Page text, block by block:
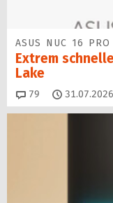
ASUS NUC 16 PRO
Extrem
Lake
79 Kommentare
31.07.2026